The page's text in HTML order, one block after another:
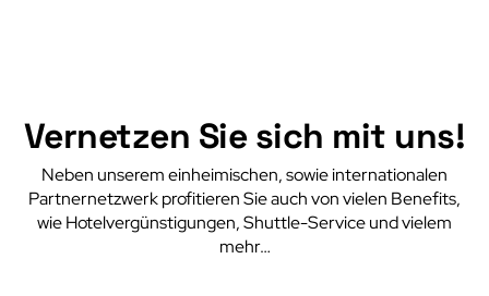
Vernetzen Sie sich mit uns!
Neben unserem einheimischen, sowie internationalen
Partnernetzwerk profitieren Sie auch von vielen Benefits,
wie Hotelvergünstigungen, Shuttle-Service und vielem
mehr…